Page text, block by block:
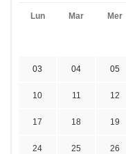
Lun Mar Mer
03 04 05
10 11 12
17 18 19
24 25 26